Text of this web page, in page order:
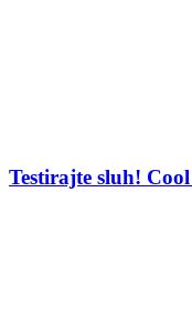
Testirajte sluh!